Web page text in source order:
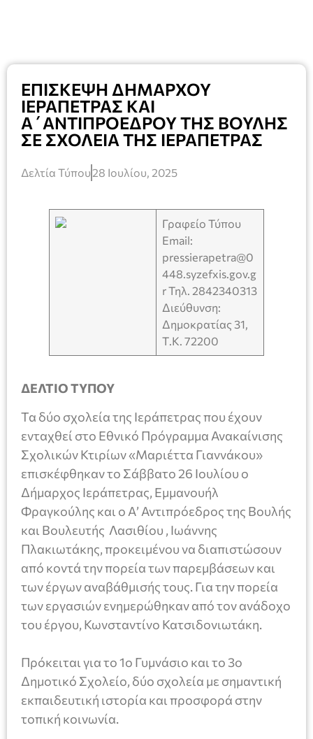
ΕΠΙΣΚΕΨΗ ΔΗΜΑΡΧΟΥ
ΙΕΡΑΠΕΤΡΑΣ ΚΑΙ
Α΄ΑΝΤΙΠΡΟΕΔΡΟΥ ΤΗΣ ΒΟΥΛΗΣ
ΣΕ ΣΧΟΛΕΙΑ ΤΗΣ ΙΕΡΑΠΕΤΡΑΣ
Δελτία Τύπου 28 Ιουλίου, 2025
Γραφείο Τύπου
Email:
pressierapetra@0
448.syzefxis.gov.g
r Τηλ. 2842340313
Διεύθυνση:
Δημοκρατίας 31,
Τ.Κ. 72200
ΔΕΛΤΙΟ ΤΥΠΟΥ
Τα δύο σχολεία της Ιεράπετρας που έχουν
ενταχθεί στο Εθνικό Πρόγραμμα Ανακαίνισης
Σχολικών Κτιρίων «Μαριέττα Γιαννάκου»
επισκέφθηκαν το Σάββατο 26 Ιουλίου ο
Δήμαρχος Ιεράπετρας, Εμμανουήλ
Φραγκούλης και ο Α’ Αντιπρόεδρος της Βουλής
και Βουλευτής Λασιθίου , Ιωάννης
Πλακιωτάκης, προκειμένου να διαπιστώσουν
από κοντά την πορεία των παρεμβάσεων και
των έργων αναβάθμισής τους. Για την πορεία
των εργασιών ενημερώθηκαν από τον ανάδοχο
του έργου, Κωνσταντίνο Κατσιδονιωτάκη.
Πρόκειται για το 1ο Γυμνάσιο και το 3ο
Δημοτικό Σχολείο, δύο σχολεία με σημαντική
εκπαιδευτική ιστορία και προσφορά στην
τοπική κοινωνία.